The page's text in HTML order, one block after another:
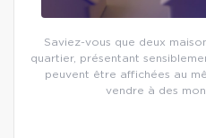
Saviez-vous que deux
quartier, présentant
peuvent être affichées au
vendre à des